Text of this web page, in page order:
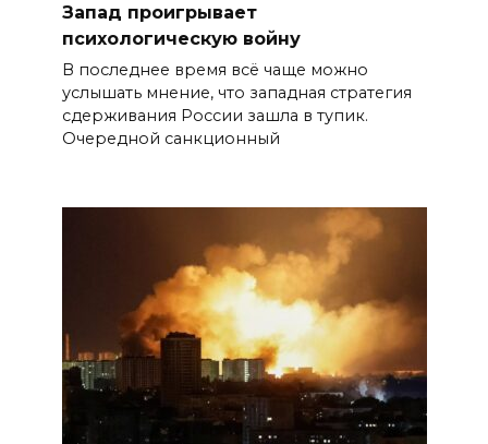
Запад проигрывает
психологическую войну
В последнее время всё чаще можно
услышать мнение, что западная стратегия
сдерживания России зашла в тупик.
Очередной санкционный